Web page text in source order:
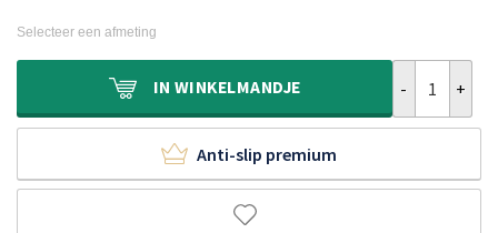
Selecteer een afmeting
IN WINKELMANDJE
Anti-slip premium